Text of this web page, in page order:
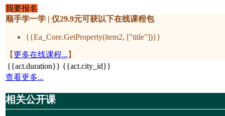
我要报名
顺手学一学 | 仅29.9元可获以下在线课程包
{{Ea_Core.GetProperty(item2, ["title"])}}
【更多在线课程... 】
{{act.duration}} {{act.city_id}}
查看更多...
相关公开课